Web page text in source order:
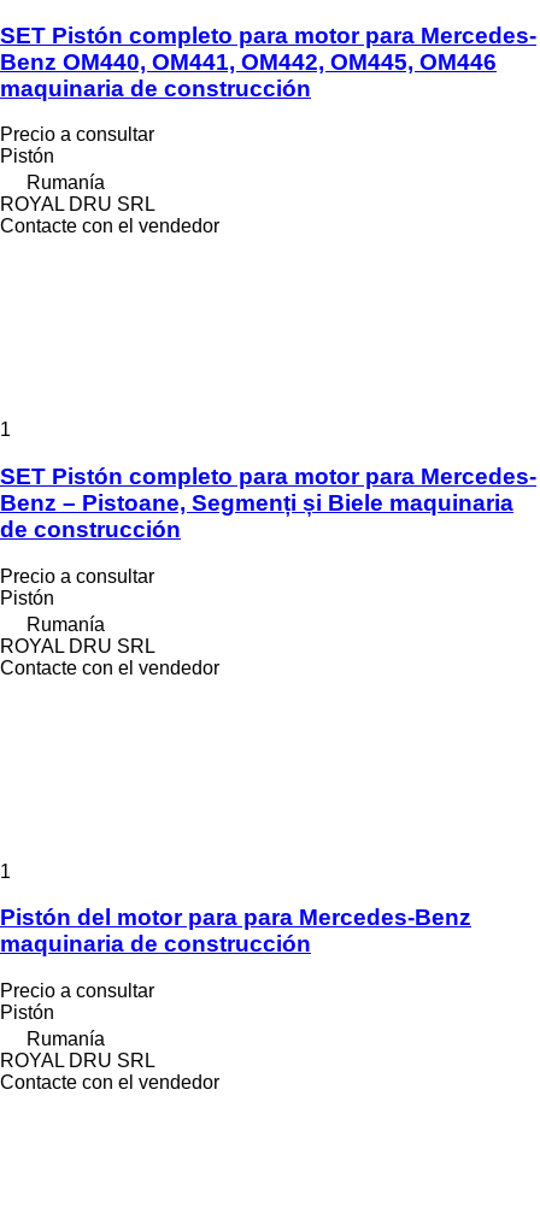
SET Pistón completo para motor para Mercedes-
Benz OM440, OM441, OM442, OM445, OM446
maquinaria de construcción
Precio a consultar
Pistón
Rumanía
ROYAL DRU SRL
Contacte con el vendedor
1
SET Pistón completo para motor para Mercedes-
Benz – Pistoane, Segmenți și Biele maquinaria
de construcción
Precio a consultar
Pistón
Rumanía
ROYAL DRU SRL
Contacte con el vendedor
1
Pistón del motor para para Mercedes-Benz
maquinaria de construcción
Precio a consultar
Pistón
Rumanía
ROYAL DRU SRL
Contacte con el vendedor